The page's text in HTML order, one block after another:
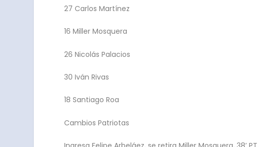
27 Carlos Martínez
16 Miller Mosquera
26 Nicolás Palacios
30 Iván Rivas
18 Santiago Roa
Cambios Patriotas